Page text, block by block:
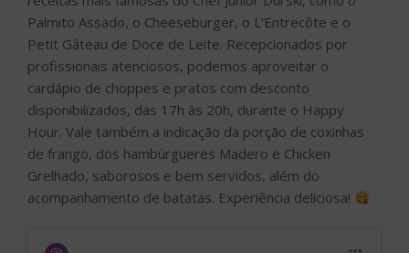
Palmito Assado, o Cheeseburger, o L’Entrecôte e o
Petit Gâteau de Doce de Leite. Recepcionados por
profissionais atenciosos, podemos aproveitar o
cardápio de choppes e pratos com desconto
disponibilizados, das 17h às 20h, durante o Happy
Hour. Vale também a indicação da porção de coxinhas
de frango, dos hambúrgueres Madero e Chicken
Grelhado, saborosos e bem servidos, além do
acompanhamento de batatas. Experiência deliciosa!